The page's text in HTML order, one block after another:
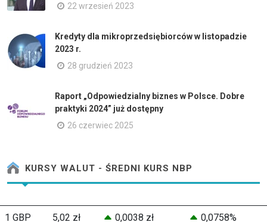
22 wrzesień 2023
Kredyty dla mikroprzedsiębiorców w listopadzie
2023 r.
28 grudzień 2023
Raport „Odpowiedzialny biznes w Polsce. Dobre
praktyki 2024” już dostępny
26 czerwiec 2025
KURSY WALUT - ŚREDNI KURS NBP
1 GBP 5,02 zł 0,0038 zł 0,0758%